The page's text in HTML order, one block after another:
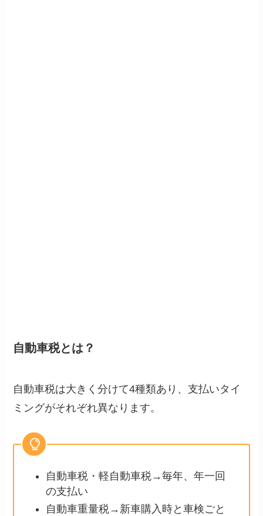
自動車税とは？
自動車税は大きく分けて4種類あり、支払いタイ
ミングがそれぞれ異なります。
自動車税・軽自動車税→毎年、年一回
の支払い
自動車重量税→新車購入時と車検ごと